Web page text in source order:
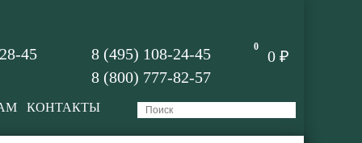
0
0 ₽
8 (495) 108-24-45
8 (800) 777-82-57
45
КОНТАКТЫ